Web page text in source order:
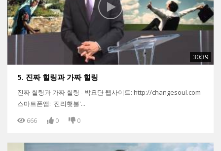
30:39
5. 진짜 힐링과 가짜 힐링
진짜 힐링과 가짜 힐링 - 박요단 웹사이트: http://changesoul.com
스마트폰앱: '진리횃불'...
666 0 0